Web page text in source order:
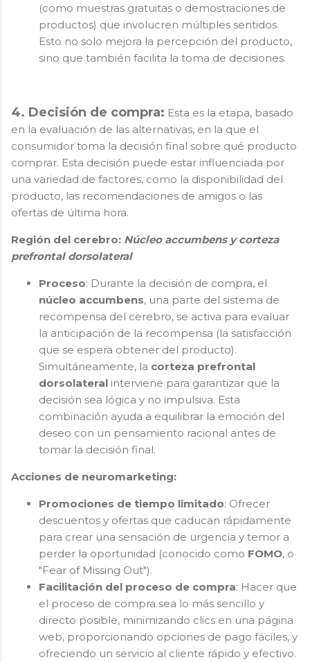
(como muestras gratuitas o demostraciones de
productos) que involucren múltiples sentidos.
Esto no solo mejora la percepción del producto,
sino que también facilita la toma de decisiones.
4. Decisión de compra: Esta es la etapa, basado
en la evaluación de las alternativas, en la que el
consumidor toma la decisión final sobre qué producto
comprar. Esta decisión puede estar influenciada por
una variedad de factores, como la disponibilidad del
producto, las recomendaciones de amigos o las
ofertas de última hora.
Región del cerebro: Núcleo accumbens y corteza
prefrontal dorsolateral
Proceso: Durante la decisión de compra, el
núcleo accumbens, una parte del sistema de
recompensa del cerebro, se activa para evaluar
la anticipación de la recompensa (la satisfacción
que se espera obtener del producto).
Simultáneamente, la corteza prefrontal
dorsolateral interviene para garantizar que la
decisión sea lógica y no impulsiva. Esta
combinación ayuda a equilibrar la emoción del
deseo con un pensamiento racional antes de
tomar la decisión final.
Acciones de neuromarketing:
Promociones de tiempo limitado: Ofrecer
descuentos y ofertas que caducan rápidamente
para crear una sensación de urgencia y temor a
perder la oportunidad (conocido como FOMO, o
"Fear of Missing Out").
Facilitación del proceso de compra: Hacer que
el proceso de compra sea lo más sencillo y
directo posible, minimizando clics en una página
web, proporcionando opciones de pago fáciles, y
ofreciendo un servicio al cliente rápido y efectivo.